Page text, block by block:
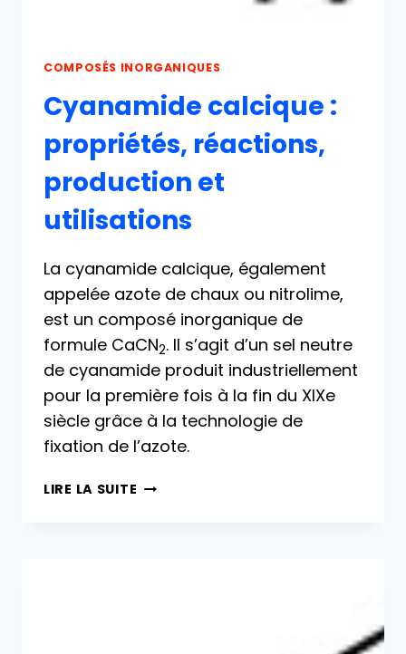
COMPOSÉS INORGANIQUES
Cyanamide calcique :
propriétés, réactions,
production et
utilisations
La cyanamide calcique, également
appelée azote de chaux ou nitrolime,
est un composé inorganique de
formule CaCN2. Il s’agit d’un sel neutre
de cyanamide produit industriellement
pour la première fois à la fin du XIXe
siècle grâce à la technologie de
fixation de l’azote.
LIRE LA SUITE CYANAMIDE